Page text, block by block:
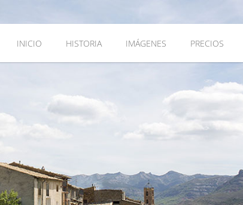
INICIO HISTORIA IMÁGENES PRECIOS